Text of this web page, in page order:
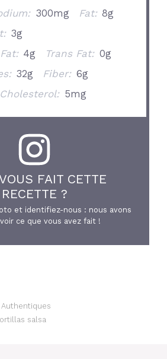
300mg Fat: 8g
3g
4g Trans Fat: 0g
32g Fiber: 6g
Cholesterol: 5mg
FAIT CETTE
RECETTE ?
et identifiez-nous : nous avons
ce que vous avez fait !
salsa